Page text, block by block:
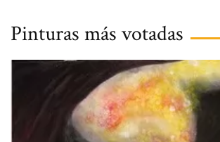
Pinturas más votadas